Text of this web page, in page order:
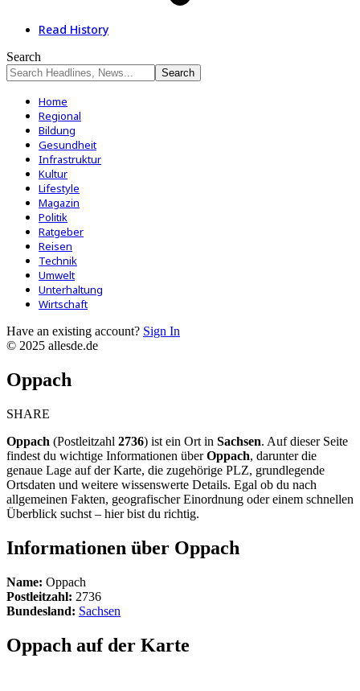
Read History
Search
Home
Regional
Bildung
Gesundheit
Infrastruktur
Kultur
Lifestyle
Magazin
Politik
Ratgeber
Reisen
Technik
Umwelt
Unterhaltung
Wirtschaft
Have an existing account? Sign In
© 2025 allesde.de
Oppach
SHARE
Oppach (Postleitzahl 2736) ist ein Ort in Sachsen. Auf dieser Seite
findest du wichtige Informationen überOppach, darunter die
genaue Lage auf der Karte, die zugehörige PLZ, grundlegende
Ortsdaten und weitere wissenswerte Details. Egal ob du nach
allgemeinen Fakten, geografischer Einordnung oder einem schnellen
Überblick suchst – hier bist du richtig.
Informationen über Oppach
Name: Oppach
Postleitzahl: 2736
Bundesland: Sachsen
Oppach auf der Karte